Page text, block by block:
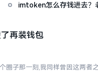
imtoken怎么存钱进去？
再装钱包
圈子那一刻,我同样曾因这两者